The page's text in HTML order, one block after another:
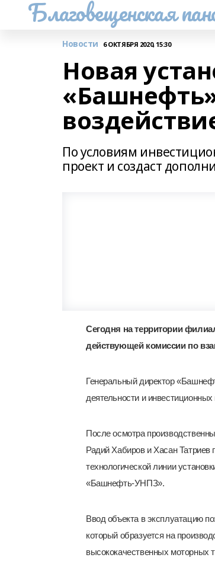
Благовещенская
Новости 6 ОКТЯБРЯ 2020, 15:30
Новая
По условиям
проект и создаст
Сегодня на территории
действующей комиссии по
Генеральный директор
деятельности и инвестиционных
После осмотра
Радий Хабиров и Хасан Татриев
технологической линии
«Башнефть-УНПЗ».
Ввод объекта в эксплуатацию
который образуется на
высококачественных моторных